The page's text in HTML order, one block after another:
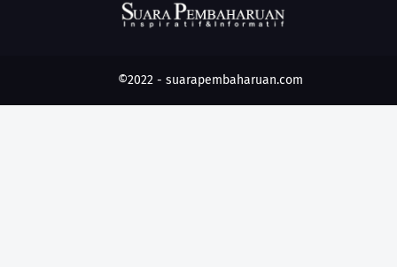
©2022 - suarapembaharuan.com